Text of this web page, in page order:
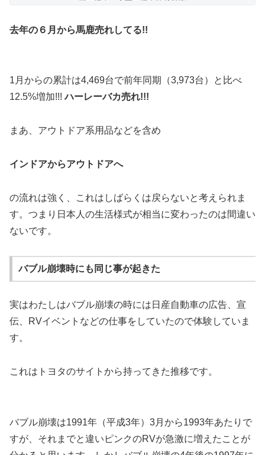
去年の６月から馬鹿売れしてる!!
1月からの累計は4,469台で前年同期（3,973台）と比べ
12.5%増加!!!ハーレーバカ売れ!!!
まあ、アウトドア系用品などを含め
インドアからアウトドアへ
の流れは強く、これはしばらくは戻らないと考えられま
す。つまり日本人の生活様式が相当に変わったのは間違い
ないです。
バブル崩壊時にも同じ事が起きた
実はわたしはバブル崩壊の時には日産自動車の広告、宣
伝、RVイベントなどの仕事をしていたので体験していま
す。
これはトヨタのサイトから持ってきた推移です。
バブル崩壊は1991年（平成3年）3月から1993年あたりで
すが、それまでと違いピンクのRVが急激に増えたことが